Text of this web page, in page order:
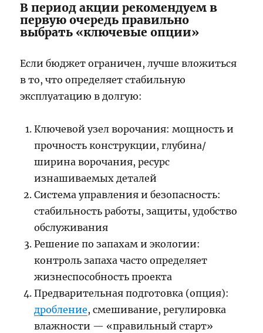
В период акции рекомендуем в
первую очередь правильно
выбрать «ключевые опции»
Если бюджет ограничен, лучше вложиться
в то, что определяет стабильную
эксплуатацию в долгую:
Ключевой узел ворочания: мощность и
прочность конструкции, глубина/
ширина ворочания, ресурс
изнашиваемых деталей
Система управления и безопасность:
стабильность работы, защиты, удобство
обслуживания
Решение по запахам и экологии:
контроль запаха часто определяет
жизнеспособность проекта
Предварительная подготовка (опция):
дробление, смешивание, регулировка
влажности — «правильный старт»